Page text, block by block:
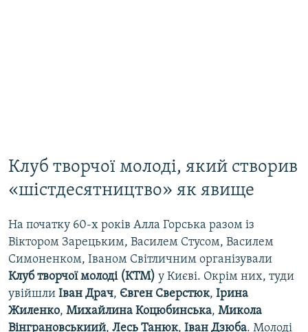
Клуб творчої молоді, який створив
«шістдесятництво» як явище
На початку 60-х років Алла Горська разом із
Віктором Зарецьким, Василем Стусом, Василем
Симоненком, Іваном Світличним організували
Клуб творчої молоді (КТМ) у Києві. Окрім них, туди
увійшли Iван Драч, Євген Сверстюк, Iрина
Жиленко, Михайлина Коцюбинська, Микола
Вiнграновськиий, Лесь Танюк, Iван Дзюба. Молоді